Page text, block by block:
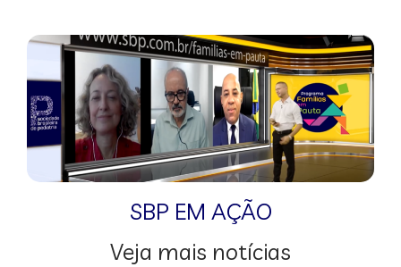
SBP EM AÇÃO
Veja mais notícias